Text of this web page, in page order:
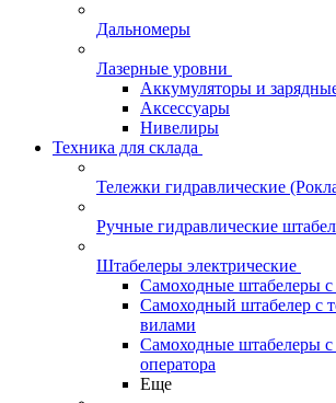
Дальномеры
Лазерные уровни
Аккумуляторы и
Аксессуары
Нивелиры
Техника для склада
Тележки гидравлические
Ручные гидравлические
Штабелеры электрические
Самоходные штабелеры с
Самоходный штабелер с
вилами
Самоходные штабелеры
оператора
Еще